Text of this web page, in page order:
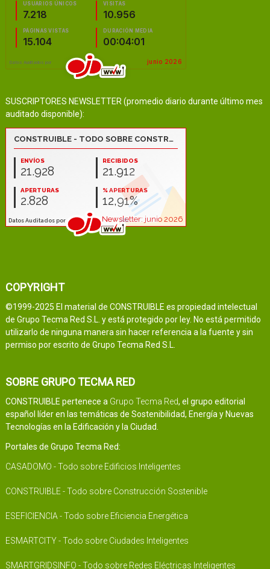
SUSCRIPTORES NEWSLETTER (promedio diario durante último mes
auditado disponible):
COPYRIGHT
©1999-2025 El material de CONSTRUIBLE es propiedad intelectual
de Grupo Tecma Red S.L. y está protegido por ley. No está permitido
utilizarlo de ninguna manera sin hacer referencia a la fuente y sin
permiso por escrito de Grupo Tecma Red S.L.
SOBRE GRUPO TECMA RED
CONSTRUIBLE pertenece a Grupo Tecma Red, el grupo editorial
español líder en las temáticas de Sostenibilidad, Energía y Nuevas
Tecnologías en la Edificación y la Ciudad.
Portales de Grupo Tecma Red:
CASADOMO - Todo sobre Edificios Inteligentes
CONSTRUIBLE - Todo sobre Construcción Sostenible
ESEFICIENCIA - Todo sobre Eficiencia Energética
ESMARTCITY - Todo sobre Ciudades Inteligentes
SMARTGRIDSINFO - Todo sobre Redes Eléctricas Inteligentes